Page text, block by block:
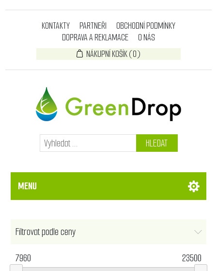
KONTAKTY PARTNEŘI
OBCHODNÍ PODMÍNKY
DOPRAVA A REKLAMACE
O NÁS
NÁKUPNÍ KOŠÍK(0)
HLEDAT
MENU
Filtrovat podle ceny
7960
23500